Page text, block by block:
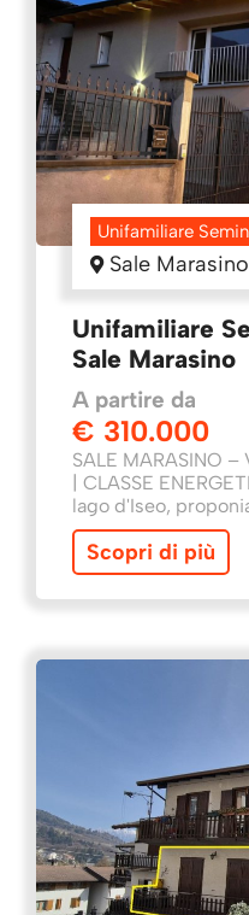
Unifamiliare
Sale Marasino
Unifamiliare
Sale Marasino
A partire da
€ 310.000
SALE MARASINO –
| CLASSE
lago d'Iseo,
Scopri di più